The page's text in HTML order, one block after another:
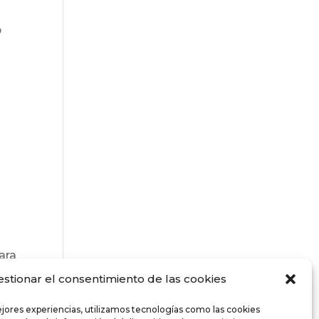
el consentimiento de las cookies
experiencias, utilizamos tecnologías como las cookies